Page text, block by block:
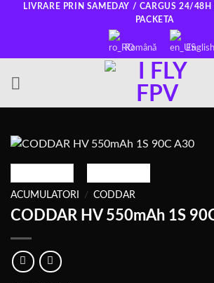
LIVRARE PRIN SAMEDAY / CARGUS 24/48H
PACKETA
Română English
ACUMULATORI / CODDAR
CODDAR HV 550mAh 1S